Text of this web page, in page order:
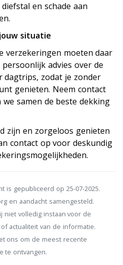
en schade aan
situatie
verzekeringen moeten daar
advies over de
dagtrips, zodat je zonder
genieten. Neem contact
samen de beste dekking
zijn en zorgeloos genieten
contact op voor deskundig
is gepubliceerd op 25-07-2025.
en aandacht samengesteld.
niet volledig instaan voor de
actualiteit van de informatie.
ons om de meest recente
te ontvangen.